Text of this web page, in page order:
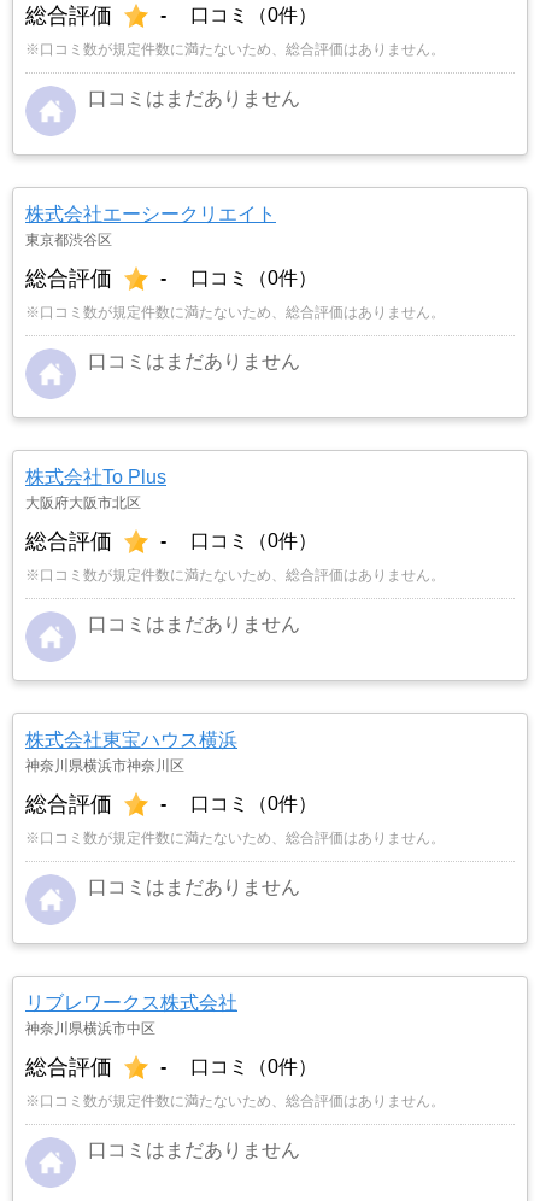
総合評価 - 口コミ（0件）
※口コミ数が規定件数に満たないため、総合評価はありません。
口コミはまだありません
株式会社エーシークリエイト
東京都渋谷区
総合評価 - 口コミ（0件）
※口コミ数が規定件数に満たないため、総合評価はありません。
口コミはまだありません
株式会社To Plus
大阪府大阪市北区
総合評価 - 口コミ（0件）
※口コミ数が規定件数に満たないため、総合評価はありません。
口コミはまだありません
株式会社東宝ハウス横浜
神奈川県横浜市神奈川区
総合評価 - 口コミ（0件）
※口コミ数が規定件数に満たないため、総合評価はありません。
口コミはまだありません
リブレワークス株式会社
神奈川県横浜市中区
総合評価 - 口コミ（0件）
※口コミ数が規定件数に満たないため、総合評価はありません。
口コミはまだありません